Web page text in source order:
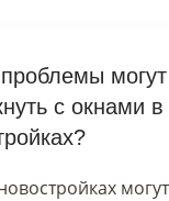
могут
с окнами в